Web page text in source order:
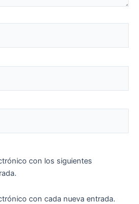
con los siguientes
con cada nueva entrada.